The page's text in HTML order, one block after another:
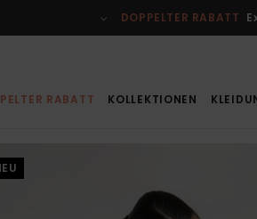
DOPPELTER RABATT
RABATT KOLLEKTIONEN